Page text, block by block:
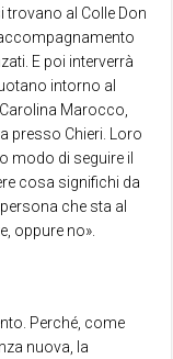
trovano al Colle Don
E poi interverrà
intorno al
Marocco,
presso Chieri. Loro
modo di seguire il
cosa significhi da
che sta al
oppure no».
Perché, come
nuova, la